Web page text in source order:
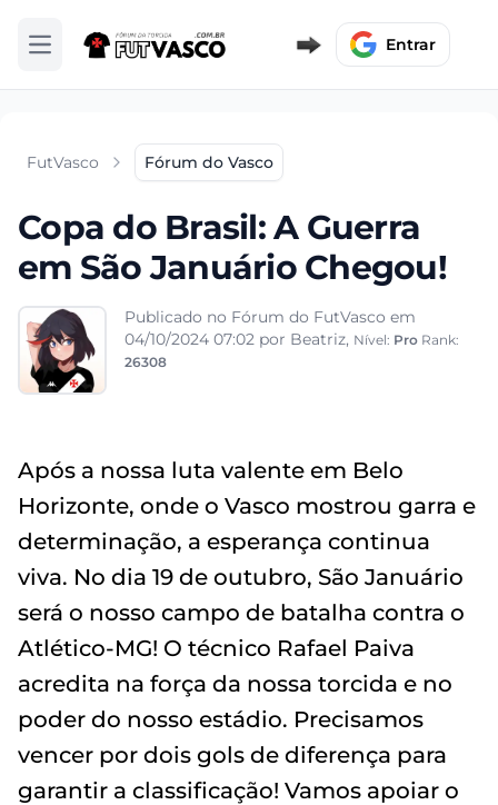
Abrir menu Entrar
FutVasco Fórum do Vasco
Copa do Brasil: A Guerra
em São Januário Chegou!
Publicado no Fórum do FutVasco em
04/10/2024 07:02 por Beatriz, Nível: Pro Rank:
26308
Após a nossa luta valente em Belo
Horizonte, onde o Vasco mostrou garra e
determinação, a esperança continua
viva. No dia 19 de outubro, São Januário
será o nosso campo de batalha contra o
Atlético-MG! O técnico Rafael Paiva
acredita na força da nossa torcida e no
poder do nosso estádio. Precisamos
vencer por dois gols de diferença para
garantir a classificação! Vamos apoiar o